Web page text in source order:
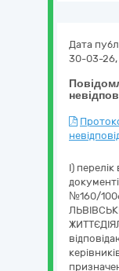
Дата
30-03-26,
І)
№160/